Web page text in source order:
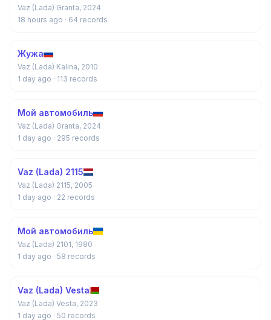
Vaz (Lada) Granta, 2024
18 hours ago · 64 records
Жужа
Vaz (Lada) Kalina, 2010
1 day ago · 113 records
Мой автомобиль
Vaz (Lada) Granta, 2024
1 day ago · 295 records
Vaz (Lada) 2115
Vaz (Lada) 2115, 2005
1 day ago · 22 records
Мой автомобиль
Vaz (Lada) 2101, 1980
1 day ago · 58 records
Vaz (Lada) Vesta
Vaz (Lada) Vesta, 2023
1 day ago · 50 records